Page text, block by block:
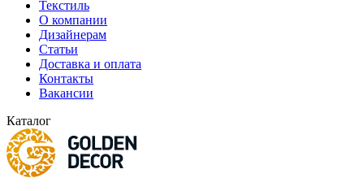
Текстиль
О компании
Дизайнерам
Статьи
Доставка и оплата
Контакты
Вакансии
Каталог